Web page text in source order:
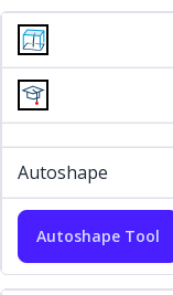
Autoshape
Autoshape Tool